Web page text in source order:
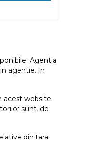
Agentia
agentie. In
acest website
sunt, de
din tara